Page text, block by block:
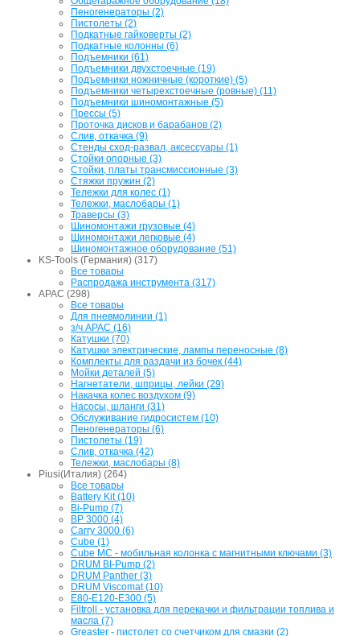
Пеногенераторы (2)
Пистолеты (2)
Подкатные гайковерты (2)
Подкатные колонны (6)
Подъемники (61)
Подъемники двухстоечные (19)
Подъемники ножничные (короткие) (5)
Подъемники четырехстоечные (ровные) (11)
Подъемники шиномонтажные (5)
Прессы (5)
Проточка дисков и барабанов (2)
Слив, откачка (9)
Стенды сход-развал, аксессуары (1)
Стойки опорные (3)
Стойки, платы трансмиссионные (3)
Стяжки пружин (2)
Тележки для колес (1)
Тележки, маслобары (1)
Траверсы (3)
Шиномонтажи грузовые (4)
Шиномонтажи легковые (4)
Шиномонтажное оборудование (51)
KS-Tools (Германия) (317)
Все товары
Распродажа инструмента (317)
APAC (298)
Все товары
Для пневмолинии (1)
з/ч APAC (16)
Катушки (70)
Катушки электрические, лампы переносные (8)
Комплекты для раздачи из бочек (44)
Мойки деталей (5)
Нагнетатели, шприцы, лейки (29)
Накачка колес воздухом (9)
Насосы, шланги (31)
Обслуживание гидросистем (10)
Пеногенераторы (6)
Пистолеты (19)
Слив, откачка (42)
Тележки, маслобары (8)
Piusi(Италия) (264)
Все товары
Battery Kit (10)
Bi-Pump (7)
BP 3000 (4)
Carry 3000 (6)
Cube (1)
Cube MC - мобильная колонка с магнитными ключами (3)
DRUM BI-Pump (2)
DRUM Panther (3)
DRUM Viscomat (10)
E80-E120-E300 (5)
Filtroll - установка для перекачки и фильтрации топлива и
масла (7)
Greaster - пистолет со счетчиком для смазки (2)